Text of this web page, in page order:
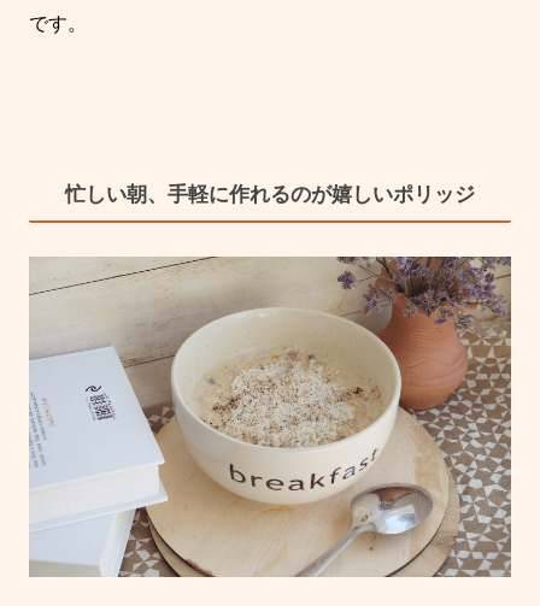
です。
忙しい朝、手軽に作れるのが嬉しいポリッジ